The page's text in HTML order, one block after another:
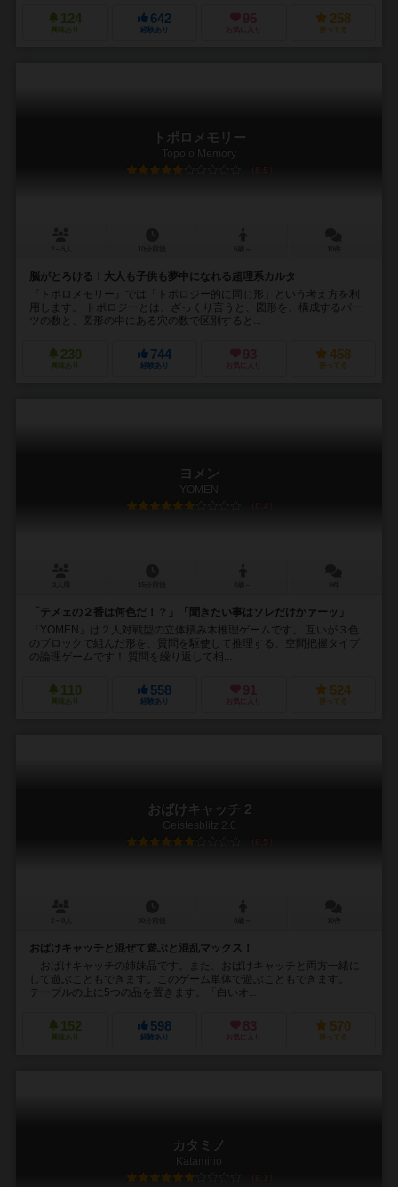
124
興味あり
642
経験あり
95
お気に入り
258
持ってる
トポロメモリー
Topolo Memory
5.5
脳がとろける！大人も子供も夢中になれる超理系カルタ
『トポロメモリー』では「トポロジー的に同じ形」という考え方を利
用します。 トポロジーとは、ざっくり言うと、図形を、構成するパー
ツの数と、図形の中にある穴の数で区別すると...
230
興味あり
744
経験あり
93
お気に入り
458
持ってる
ヨメン
YOMEN
6.4
「テメェの２番は何色だ！？」「聞きたい事はソレだけかァーッ」
『YOMEN』は２人対戦型の立体積み木推理ゲームです。 互いが３色
のブロックで組んだ形を、質問を駆使して推理する、空間把握タイプ
の論理ゲームです！ 質問を繰り返して相...
110
興味あり
558
経験あり
91
お気に入り
524
持ってる
おばけキャッチ 2
Geistesblitz 2.0
6.5
おばけキャッチと混ぜて遊ぶと混乱マックス！
おばけキャッチの姉妹品です。また、おばけキャッチと両方一緒に
して遊ぶこともできます。このゲーム単体で遊ぶこともできます。
テーブルの上に5つの品を置きます。「白いオ...
152
興味あり
598
経験あり
83
お気に入り
570
持ってる
カタミノ
Katamino
6.1